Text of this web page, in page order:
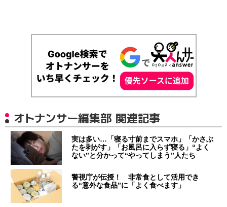
オトナンサー編集部 関連記事
実は多い…「寝る寸前までスマホ」「かさぶ
たを剥がす」「お風呂に入らず寝る」“よく
ない”と分かって“やってしまう”人たち
警視庁が伝授！ 非常食として活用でき
る“意外な食品”に「よく食べます」